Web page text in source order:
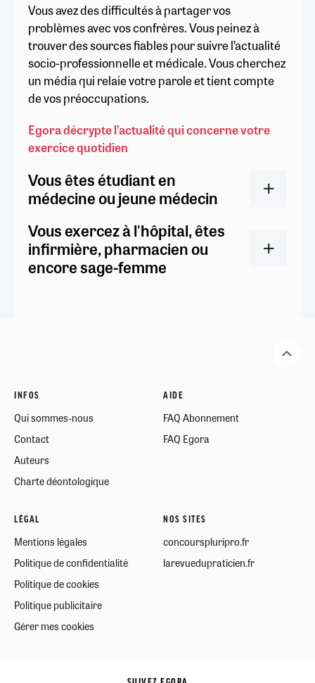
Vous avez des difficultés à partager vos
problèmes avec vos confrères. Vous peinez à
trouver des sources fiables pour suivre l’actualité
socio-professionnelle et médicale. Vous cherchez
un média qui relaie votre parole et tient compte
de vos préoccupations.
Egora décrypte l’actualité qui concerne votre
exercice quotidien
Vous êtes étudiant en
médecine ou jeune médecin
Vous exercez à l'hôpital, êtes
infirmière, pharmacien ou
encore sage-femme
INFOS
Qui sommes-nous
Contact
Auteurs
Charte déontologique
AIDE
FAQ Abonnement
FAQ Egora
LÉGAL
Mentions légales
Politique de confidentialité
Politique de cookies
Politique publicitaire
Gérer mes cookies
NOS SITES
concourspluripro.fr
larevuedupraticien.fr